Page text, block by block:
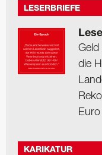
LESERBRIEFE
die
KARIKATUR